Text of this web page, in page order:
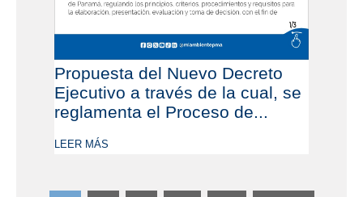
Propuesta del Nuevo Decreto
Ejecutivo a través de la cual, se
reglamenta el Proceso de...
LEER MÁS